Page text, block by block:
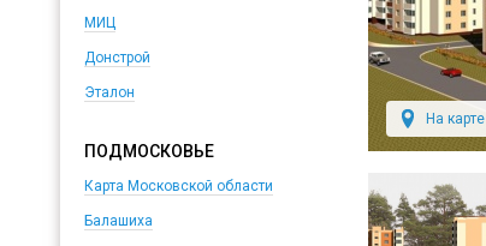
МИЦ
Донстрой
Эталон
ПОДМОСКОВЬЕ
Карта Московской области
Балашиха
На карте